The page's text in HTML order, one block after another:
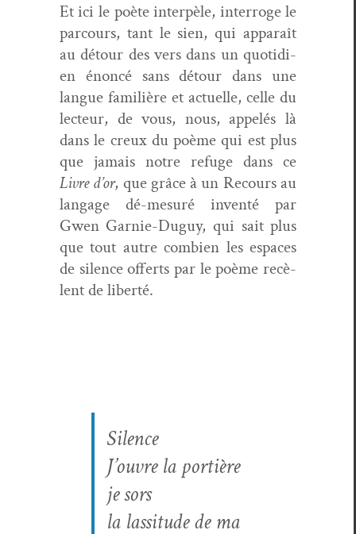
Et ici le poète inter­pèle, inter­roge le
par­cours, tant le sien, qui appa­raît
au détour des vers dans un quo­ti­di­
en énon­cé sans détour dans une
langue famil­ière et actuelle, celle du
lecteur, de vous, nous, appelés là
dans le creux du poème qui est plus
que jamais notre refuge dans ce
Livre d’or, que grâce à un Recours au
lan­gage dé-mesuré inven­té par
Gwen Gar­nie-Duguy, qui sait plus
que tout autre com­bi­en les espaces
de silence offerts par le poème recè­
lent de liberté.
Silence
J’ou­vre la por­tière
je sors
la las­si­tude de ma